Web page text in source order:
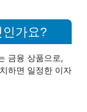
가요?
금융 상품으로,
하면 일정한 이자